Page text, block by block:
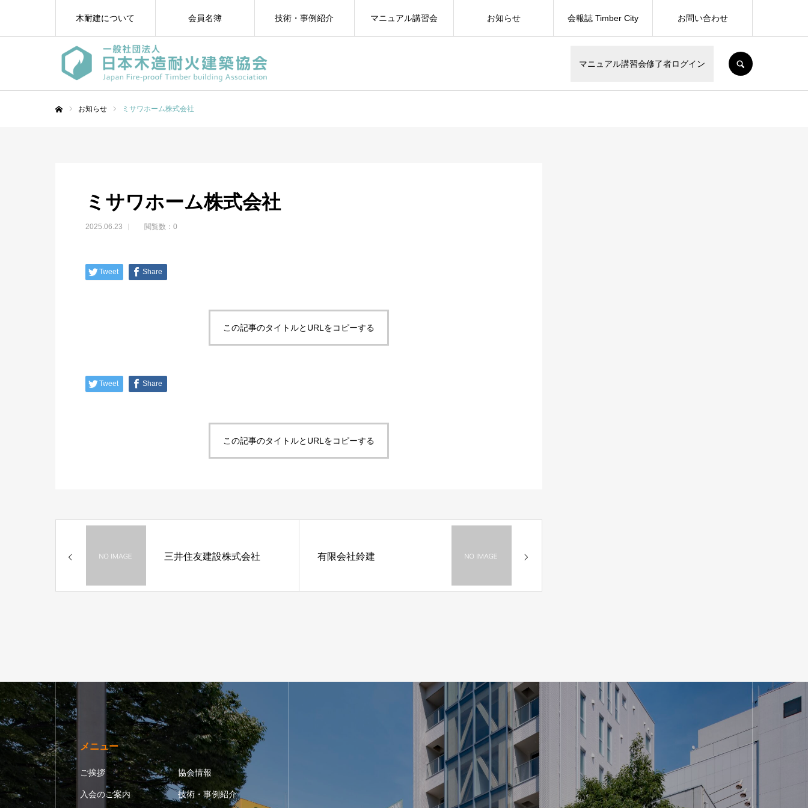
マニュアル講習会修了者ログイン
木耐建について 会員名簿 技術・事例紹介 マニュアル講習会 お知らせ 会報誌 Timber City お問い合わせ
お知らせ ミサワホーム株式会社
ミサワホーム株式会社
2025.06.23 閲覧数：0
Tweet Share
この記事のタイトルとURLをコピーする
Tweet Share
この記事のタイトルとURLをコピーする
三井住友建設株式会社 有限会社鈴建
メニュー
ご挨拶 協会情報
入会のご案内 技術・事例紹介